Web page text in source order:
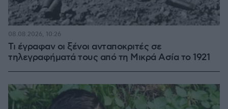
Τι έγραφαν οι ξένοι ανταποκριτές σε
τηλεγραφήματά τους από τη Μικρά Ασία το 1921
08.08.2026, 10:26